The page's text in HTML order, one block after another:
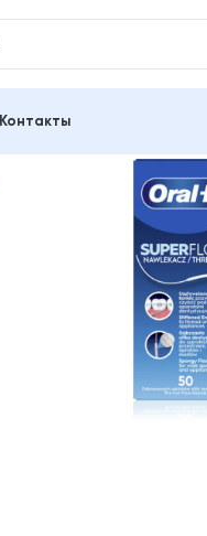
Контакты